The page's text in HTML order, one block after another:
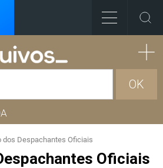
OK
dos Despachantes Oficiais
Oficiais